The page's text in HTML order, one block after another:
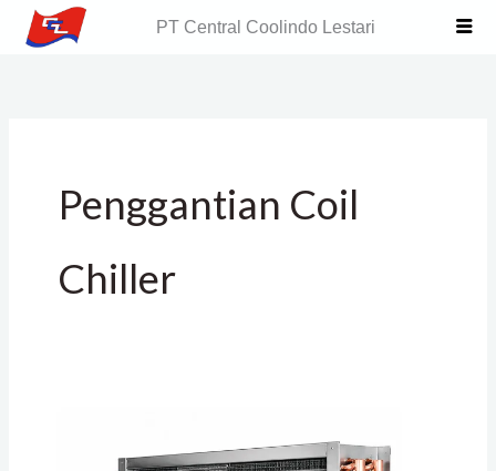
PT Central Coolindo Lestari
Penggantian Coil
Chiller